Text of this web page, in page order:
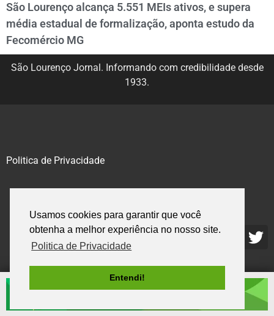
Usamos cookies para garantir que você
obtenha a melhor experiência no nosso site.
Politica de Privacidade
Entendi!
São Lourenço alcança 5.551 MEIs ativos, e supera
média estadual de formalização, aponta estudo da
Fecomércio MG
São Lourenço Jornal. Informando com credibilidade desde
1933.
Politica de Privacidade